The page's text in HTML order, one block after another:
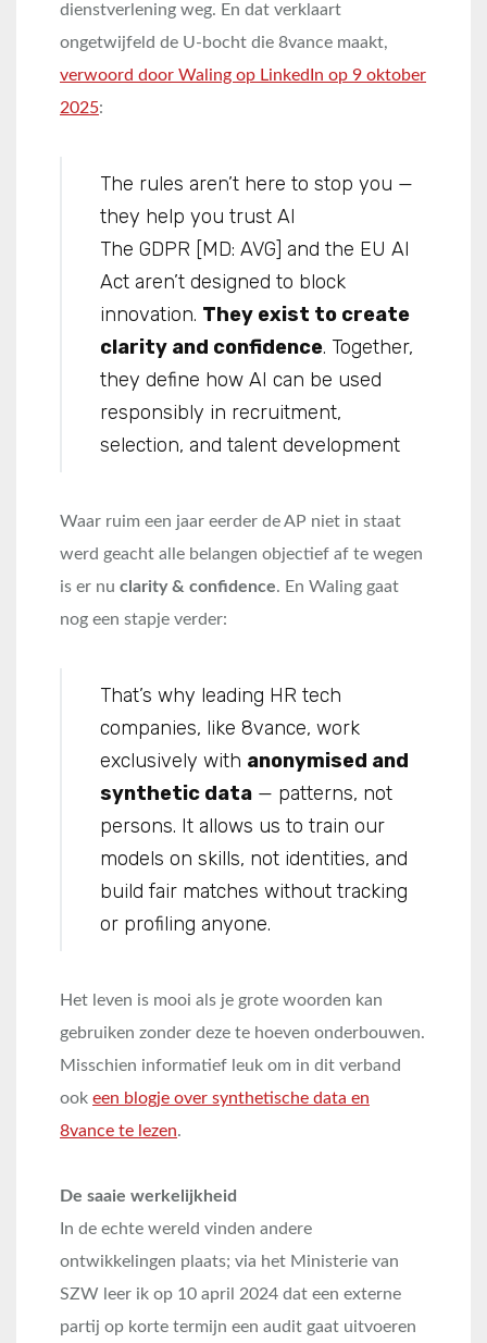
dienstverlening weg. En dat verklaart
ongetwijfeld de U-bocht die 8vance maakt,
verwoord door Waling op LinkedIn op 9 oktober
2025:
The rules aren’t here to stop you —
they help you trust AI
The GDPR [MD: AVG] and the EU AI
Act aren’t designed to block
innovation. They exist to create
clarity and confidence. Together,
they define how AI can be used
responsibly in recruitment,
selection, and talent development
Waar ruim een jaar eerder de AP niet in staat
werd geacht alle belangen objectief af te wegen
is er nu clarity & confidence. En Waling gaat
nog een stapje verder:
That’s why leading HR tech
companies, like 8vance, work
exclusively with anonymised and
synthetic data — patterns, not
persons. It allows us to train our
models on skills, not identities, and
build fair matches without tracking
or profiling anyone.
Het leven is mooi als je grote woorden kan
gebruiken zonder deze te hoeven onderbouwen.
Misschien informatief leuk om in dit verband
ook een blogje over synthetische data en
8vance te lezen.
De saaie werkelijkheid
In de echte wereld vinden andere
ontwikkelingen plaats; via het Ministerie van
SZW leer ik op 10 april 2024 dat een externe
partij op korte termijn een audit gaat uitvoeren